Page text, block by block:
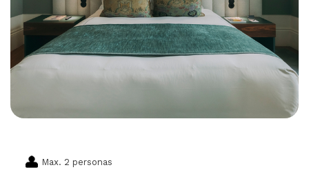
Max. 2 personas